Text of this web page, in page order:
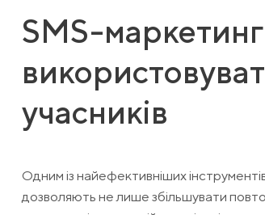
SMS-
учасників
Одним із найефективніших
дозволяють не лише збільшувати